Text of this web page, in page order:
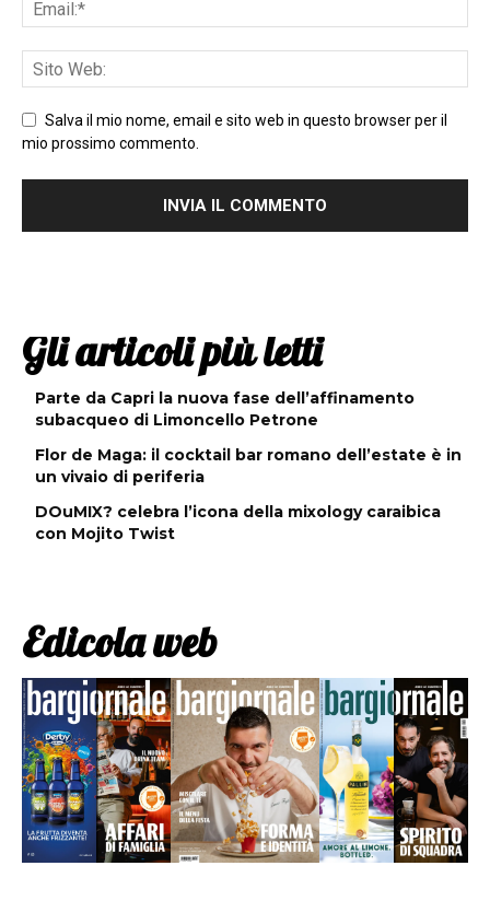
Salva il mio nome, email e sito web in questo browser per il
mio prossimo commento.
Gli articoli più letti
Parte da Capri la nuova fase dell’affinamento
subacqueo di Limoncello Petrone
Flor de Maga: il cocktail bar romano dell’estate è in
un vivaio di periferia
DOuMIX? celebra l’icona della mixology caraibica
con Mojito Twist
Edicola web